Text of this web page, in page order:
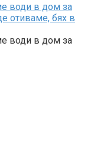
води в дом за
отиваме, бях в
води в дом за